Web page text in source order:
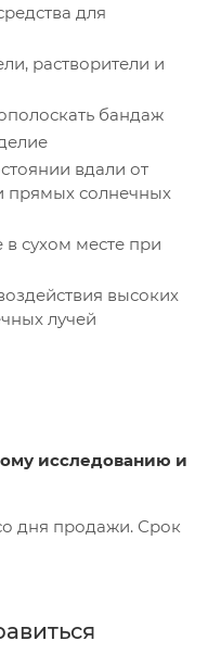
для
растворители и
бандаж
вдали от
прямых солнечных
в сухом месте при
высоких
лучей
исследованию и
дня продажи. Срок